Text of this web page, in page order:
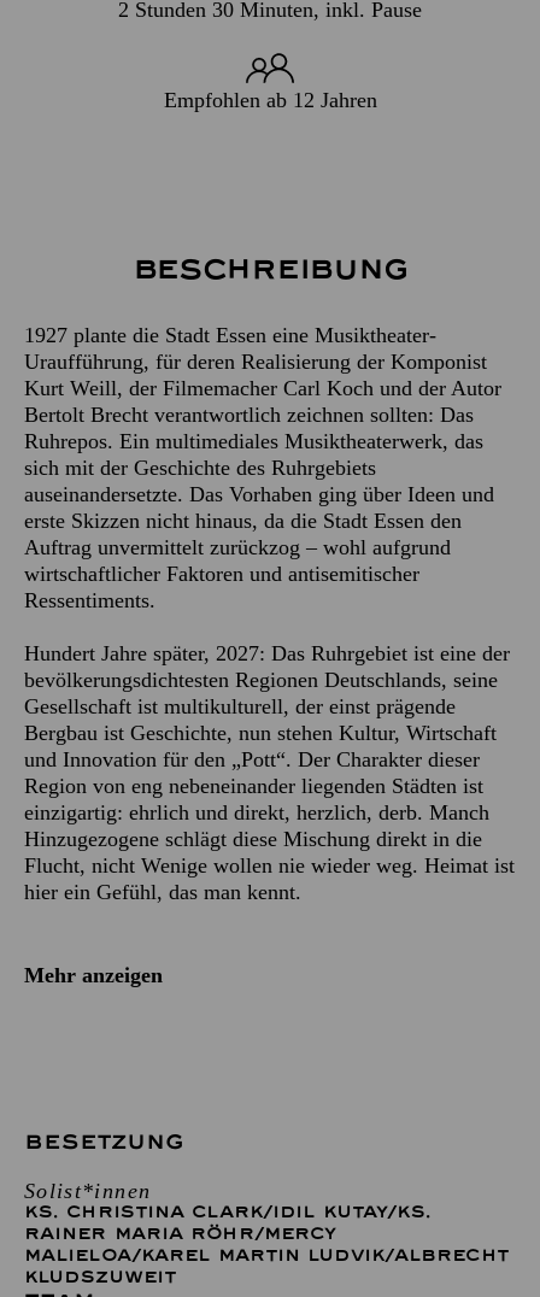
2 Stunden 30 Minuten, inkl. Pause
Empfohlen ab 12 Jahren
Beschreibung
1927 plante die Stadt Essen eine Musiktheater-
Uraufführung, für deren Realisierung der Komponist
Kurt Weill, der Filmemacher Carl Koch und der Autor
Bertolt Brecht verantwortlich zeichnen sollten: Das
Ruhrepos. Ein multimediales Musiktheaterwerk, das
sich mit der Geschichte des Ruhrgebiets
auseinandersetzte. Das Vorhaben ging über Ideen und
erste Skizzen nicht hinaus, da die Stadt Essen den
Auftrag unvermittelt zurückzog – wohl aufgrund
wirtschaftlicher Faktoren und antisemitischer
Ressentiments.
Hundert Jahre später, 2027: Das Ruhrgebiet ist eine der
bevölkerungsdichtesten Regionen Deutschlands, seine
Gesellschaft ist multikulturell, der einst prägende
Bergbau ist Geschichte, nun stehen Kultur, Wirtschaft
und Innovation für den „Pott“. Der Charakter dieser
Region von eng nebeneinander liegenden Städten ist
einzigartig: ehrlich und direkt, herzlich, derb. Manch
Hinzugezogene schlägt diese Mischung direkt in die
Flucht, nicht Wenige wollen nie wieder weg. Heimat ist
hier ein Gefühl, das man kennt.
Mehr anzeigen
BESETZUNG
Solist*innen
KS. CHRISTINA CLARK/IDIL KUTAY/KS.
RAINER MARIA RÖHR/MERCY
MALIELOA/KAREL MARTIN LUDVIK/ALBRECHT
KLUDSZUWEIT